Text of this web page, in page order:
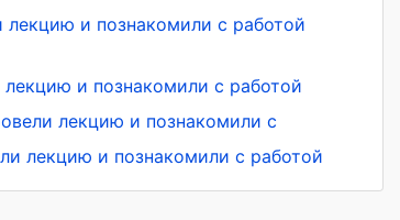
лекцию и познакомили с работой
лекцию и познакомили с работой
лекцию и познакомили с
лекцию и познакомили с работой